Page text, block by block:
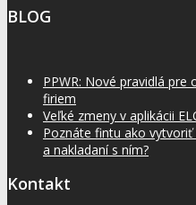
BLOG
PPWR: Nové pravidlá
firiem
Veľké zmeny v aplikácii
Poznáte fintu ako
a nakladaní s ním?
Kontakt